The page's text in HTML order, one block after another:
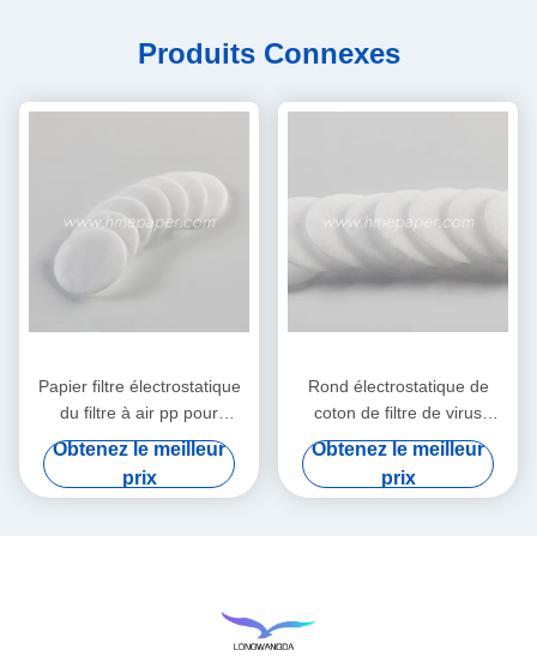
Produits Connexes
Papier filtre électrostatique
du filtre à air pp pour
HME/HMEF
Obtenez le meilleur
prix
Rond électrostatique de
coton de filtre de virus
bactérien de HME HMEF
Obtenez le meilleur
prix